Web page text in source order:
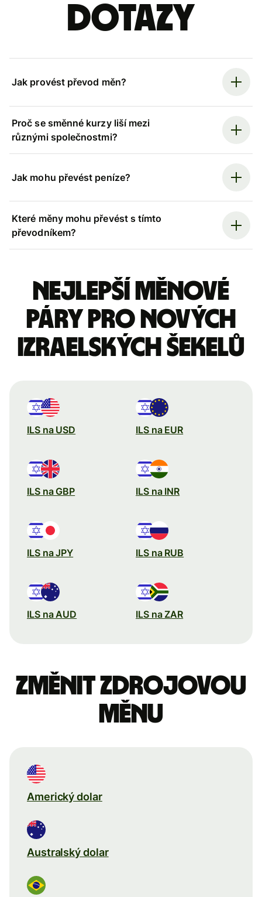
dotazy
Jak provést převod měn?
Proč se směnné kurzy liší mezi
různými společnostmi?
Jak mohu převést peníze?
Které měny mohu převést s tímto
převodníkem?
Nejlepší měnové
páry pro nových
izraelských šekelů
ILS na USD ILS na EUR
ILS na GBP ILS na INR
ILS na JPY ILS na RUB
ILS na AUD ILS na ZAR
Změnit zdrojovou
měnu
Americký dolar
Australský dolar